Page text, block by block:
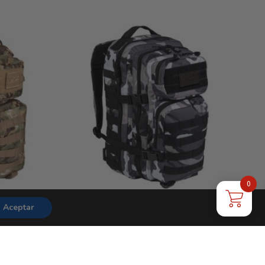
MOLLE
MOCHILA TÁCTICA MILTEC MOLLE
Añadir al carrito
Aceptar
0